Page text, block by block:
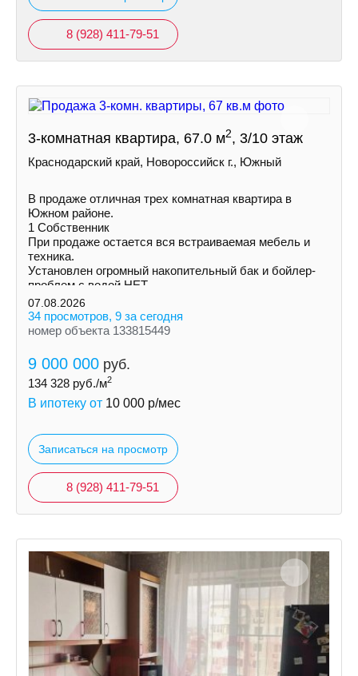
8 (928) 411-79-51
3-комнатная квартира, 67.0 м2, 3/10 этаж
Краснодарский край, Новороссийск г., Южный
В продаже отличная трех комнатная квартира в
Южном районе.
1 Собственник
При продаже остается вся встраиваемая мебель и
техника.
Установлен огромный накопительный бак и бойлер-
проблем с водой НЕТ.
Увеличена площадь кухни и одной из комнат за счет
балконов.
07.08.2026
34 просмотров, 9 за сегодня
номер объекта 133815449
9 000 000 руб.
134 328 руб./м2
В ипотеку от 10 000 р/мес
Записаться на просмотр
8 (928) 411-79-51